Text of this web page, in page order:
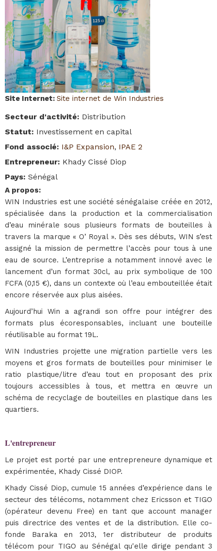
Site Internet: Site internet de Win Industries
Secteur d'activité: Distribution
Statut: Investissement en capital
Fond associé: I&P Expansion, IPAE 2
Entrepreneur: Khady Cissé Diop
Pays: Sénégal
A propos:
WIN Industries est une société sénégalaise créée en 2012,
spécialisée dans la production et la commercialisation
d’eau minérale sous plusieurs formats de bouteilles à
travers la marque « O’ Royal ». Dès ses débuts, WIN s’est
assigné la mission de permettre l’accès pour tous à une
eau de source. L’entreprise a notamment innové avec le
lancement d’un format 30cl, au prix symbolique de 100
FCFA (0,15 €), dans un contexte où l’eau embouteillée était
encore réservée aux plus aisées.
Aujourd’hui Win a agrandi son offre pour intégrer des
formats plus écoresponsables, incluant une bouteille
réutilisable au format 19L.
WIN Industries projette une migration partielle vers les
moyens et gros formats de bouteilles pour minimiser le
ratio plastique/litre d’eau tout en proposant des prix
toujours accessibles à tous, et mettra en œuvre un
schéma de recyclage de bouteilles en plastique dans les
quartiers.
L'entrepreneur
Le projet est porté par une entrepreneure dynamique et
expérimentée, Khady Cissé DIOP.
Khady Cissé Diop, cumule 15 années d’expérience dans le
secteur des télécoms, notamment chez Ericsson et TIGO
(opérateur devenu Free) en tant que account manager
puis directrice des ventes et de la distribution. Elle co-
fonde Baraka en 2013, 1er distributeur de produits
télécom pour TIGO au Sénégal qu'elle dirige pendant 3